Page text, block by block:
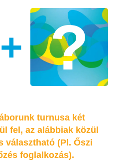
+
turnusa két
fel, az alábbiak közül
választható (Pl. Őszi
foglalkozás).